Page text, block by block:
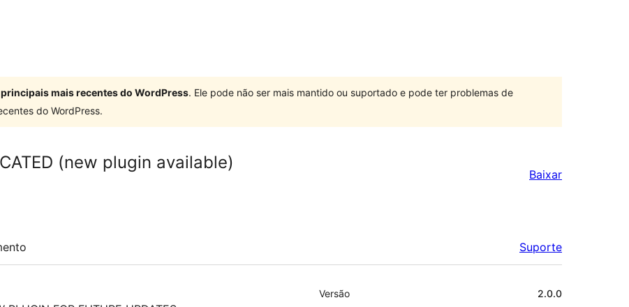
mais recentes do WordPress. Ele pode não ser mais mantido ou suportado e pode ter problemas de
do WordPress.
(new plugin available)
Baixar
Suporte
Meta
Versão 2.0.0